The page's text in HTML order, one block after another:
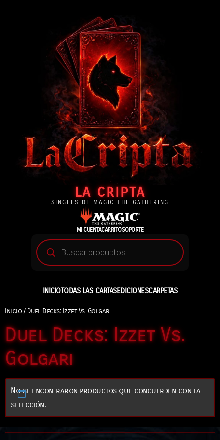
LA CRIPTA
SINGLES DE MAGIC THE GATHERING
MI CUENTACARRITOSOPORTE
INICIOTODAS LAS CARTASEDICIONESCARPETAS
Inicio / Duel Decks: Izzet Vs. Golgari
Duel Decks: Izzet Vs.
Golgari
No se encontraron productos que concuerden con la
selección.